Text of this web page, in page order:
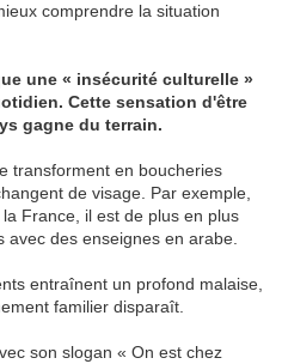
comprendre la situation
une « insécurité culturelle »
Cette sensation d'être
gagne du terrain.
transforment en boucheries
de visage. Par exemple,
France, il est de plus en plus
des enseignes en arabe.
entraînent un profond malaise,
familier disparaît.
son slogan « On est chez